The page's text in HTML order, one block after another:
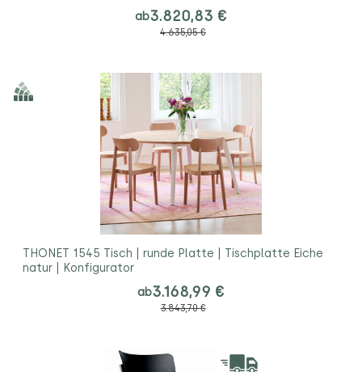
ab3.820,83 €
4.635,05 €
THONET 1545 Tisch | runde Platte | Tischplatte Eiche
natur | Konfigurator
ab3.168,99 €
3.843,70 €